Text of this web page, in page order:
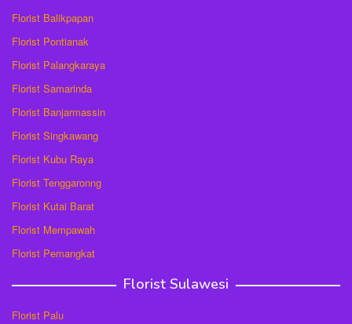
Florist Balikpapan
Florist Pontianak
Florist Palangkaraya
Florist Samarinda
Florist Banjarmassin
Florist Singkawang
Florist Kubu Raya
Florist Tenggaronng
Florist Kutai Barat
Florist Mempawah
Florist Pemangkat
Florist Sulawesi
Florist Palu